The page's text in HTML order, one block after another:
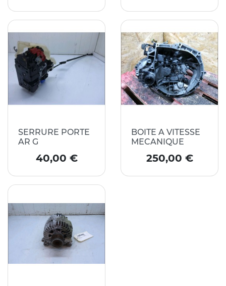
SERRURE PORTE
AR G
Prix
40,00 €
BOITE A VITESSE
MECANIQUE
Prix
250,00 €